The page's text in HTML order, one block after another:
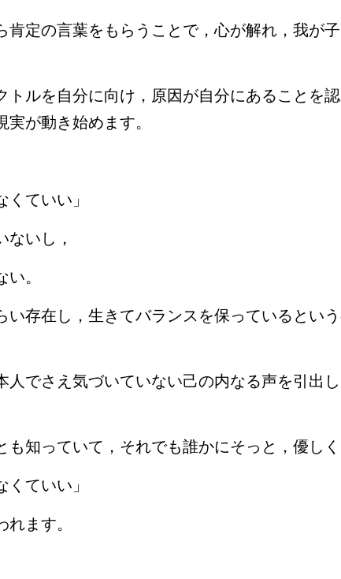
定の言葉をもらうことで，心が解れ，我が
トルを自分に向け，原因が自分にあることを
が動き始めます。
くていい」
ないし，
。
い存在し，生きてバランスを保っているとい
でさえ気づいていない己の内なる声を引出
知っていて，それでも誰かにそっと，優しく
くていい」
ます。